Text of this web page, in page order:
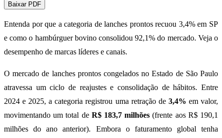
Baixar PDF
Entenda por que a categoria de lanches prontos recuou 3,4% em SP
e como o hambúrguer bovino consolidou 92,1% do mercado. Veja o
desempenho de marcas líderes e canais.
O mercado de lanches prontos congelados no Estado de São Paulo
atravessa um ciclo de reajustes e consolidação de hábitos. Entre
2024 e 2025, a categoria registrou uma retração de 3,4% em valor,
movimentando um total de R$ 183,7 milhões (frente aos R$ 190,1
milhões do ano anterior). Embora o faturamento global tenha